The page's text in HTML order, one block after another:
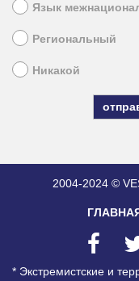
Язык
Региональный
Никакой
2004-2024 ©
* Экстремистские и